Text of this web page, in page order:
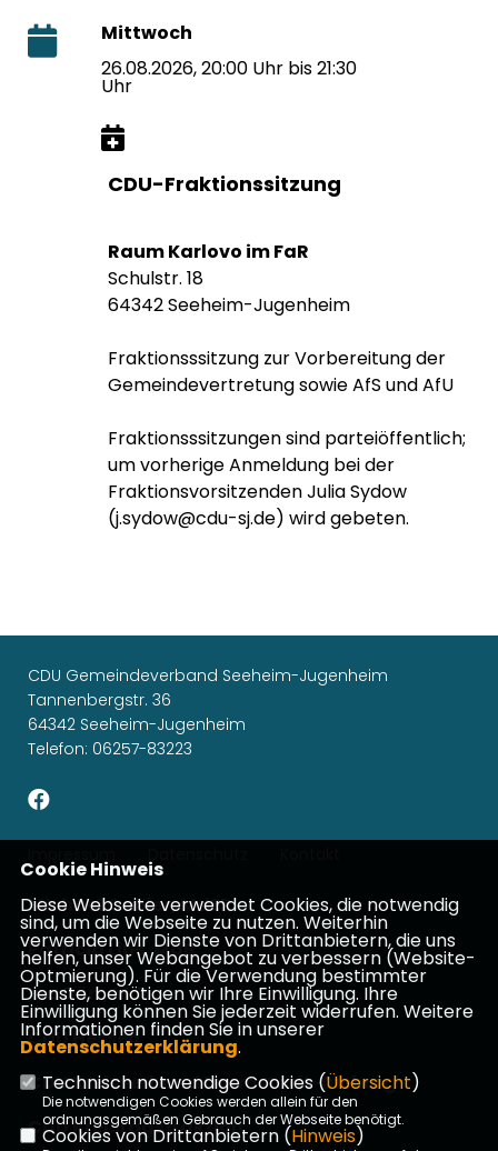
Mittwoch
26.08.2026, 20:00 Uhr bis 21:30
Uhr
CDU-Fraktionssitzung
Raum Karlovo im FaR
Schulstr. 18
64342 Seeheim-Jugenheim
Fraktionsssitzung zur Vorbereitung der
Gemeindevertretung sowie AfS und AfU
Fraktionsssitzungen sind parteiöffentlich;
um vorherige Anmeldung bei der
Fraktionsvorsitzenden Julia Sydow
(j.sydow@cdu-sj.de) wird gebeten.
CDU Gemeindeverband Seeheim-Jugenheim
Tannenbergstr. 36
64342 Seeheim-Jugenheim
Telefon: 06257-83223
Michael Gahler, MdEP
Patricia Lips, MdB
Ina Dürr, MdL
CDU Hessen
CDU Kreisverband Darmstadt-Dieburg
CDU Kreistagsfraktion
Cookie Hinweis
Diese Webseite verwendet Cookies, die notwendig
sind, um die Webseite zu nutzen. Weiterhin
verwenden wir Dienste von Drittanbietern, die uns
helfen, unser Webangebot zu verbessern (Website-
Optmierung). Für die Verwendung bestimmter
Dienste, benötigen wir Ihre Einwilligung. Ihre
Einwilligung können Sie jederzeit widerrufen. Weitere
Informationen finden Sie in unserer
Datenschutzerklärung.
Technisch notwendige Cookies (Übersicht)
Die notwendigen Cookies werden allein für den
ordnungsgemäßen Gebrauch der Webseite benötigt.
Cookies von Drittanbietern (Hinweis)